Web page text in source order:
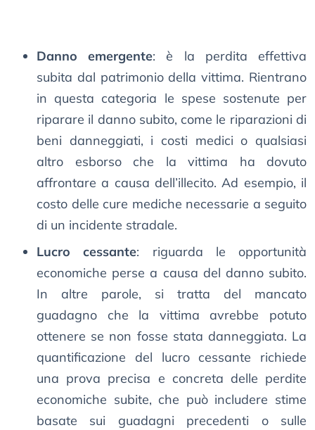
Danno emergente: è la perdita effettiva
subita dal patrimonio della vittima. Rientrano
in questa categoria le spese sostenute per
riparare il danno subito, come le riparazioni di
beni danneggiati, i costi medici o qualsiasi
altro esborso che la vittima ha dovuto
affrontare a causa dell’illecito. Ad esempio, il
costo delle cure mediche necessarie a seguito
di un incidente stradale.
Lucro cessante: riguarda le opportunità
economiche perse a causa del danno subito.
In altre parole, si tratta del mancato
guadagno che la vittima avrebbe potuto
ottenere se non fosse stata danneggiata. La
quantificazione del lucro cessante richiede
una prova precisa e concreta delle perdite
economiche subite, che può includere stime
basate sui guadagni precedenti o sulle